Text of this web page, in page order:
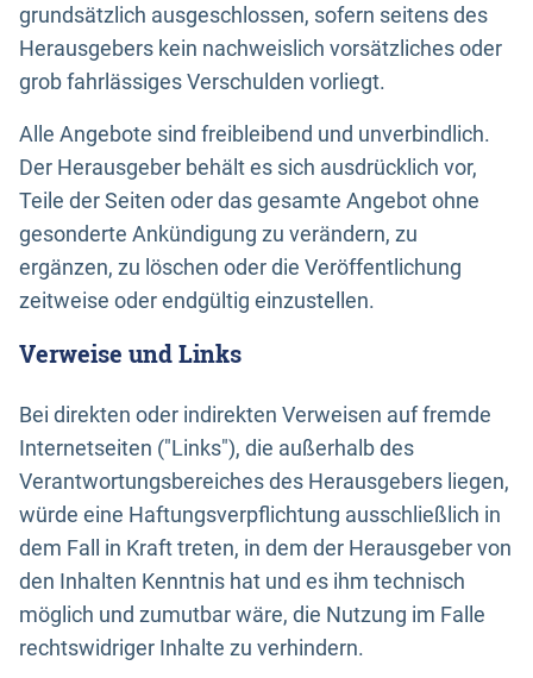
grundsätzlich ausgeschlossen, sofern seitens des
Herausgebers kein nachweislich vorsätzliches oder
grob fahrlässiges Verschulden vorliegt.
Alle Angebote sind freibleibend und unverbindlich.
Der Herausgeber behält es sich ausdrücklich vor,
Teile der Seiten oder das gesamte Angebot ohne
gesonderte Ankündigung zu verändern, zu
ergänzen, zu löschen oder die Veröffentlichung
zeitweise oder endgültig einzustellen.
Verweise und Links
Bei direkten oder indirekten Verweisen auf fremde
Internetseiten ("Links"), die außerhalb des
Verantwortungsbereiches des Herausgebers liegen,
würde eine Haftungsverpflichtung ausschließlich in
dem Fall in Kraft treten, in dem der Herausgeber von
den Inhalten Kenntnis hat und es ihm technisch
möglich und zumutbar wäre, die Nutzung im Falle
rechtswidriger Inhalte zu verhindern.